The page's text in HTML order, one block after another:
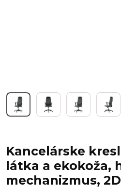
Kancelárske
látka a ekokoža,
mechanizmus,